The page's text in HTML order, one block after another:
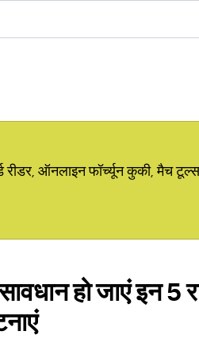
ऑनलाइन फॉर्च्यून कुकी, मैच टूल्स
हो जाएं इन 5